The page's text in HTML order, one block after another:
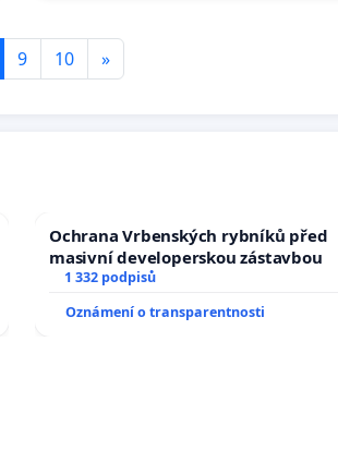
9 10 »
Ochrana Vrbenských rybníků před
masivní developerskou zástavbou
1 332 podpisů
Oznámení o transparentnosti